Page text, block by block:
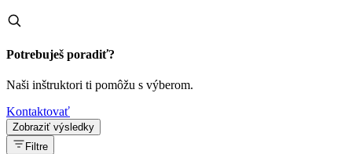
Potrebuješ poradiť?
Naši inštruktori ti pomôžu s výberom.
Kontaktovať
Zobraziť výsledky
Filtre